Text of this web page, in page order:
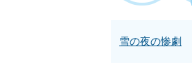
雪の夜の惨劇